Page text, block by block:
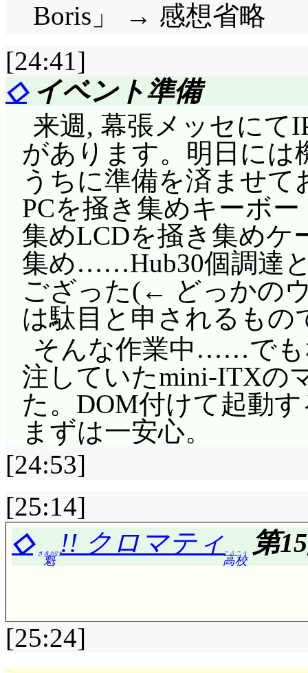
Boris」
→ 感想省略
[24:41]
◇イベント準備
来週, 幕張メッセにて
があります。明日には
うちに準備を済ませ
PCを掻き集めキーボ
集めLCDを掻き集めケ
集め……Hub30個調達
ござった(← どっかの
は駄目と申されるも
そんな作業中……でも
注していたmini-ITXの
た。DOM付けて起動
まずは一安心。
[24:53]
[25:14]
◇
魁
さきがけ!! クロマティ
高校
こうこう第
[25:24]